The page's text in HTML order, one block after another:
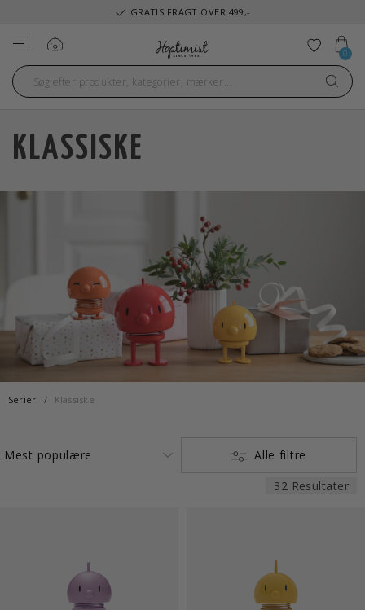
GRATIS FRAGT OVER 499,-
Tilføj
0
KLASSISKE
Serier Klassiske
Alle filtre
32 Resultater